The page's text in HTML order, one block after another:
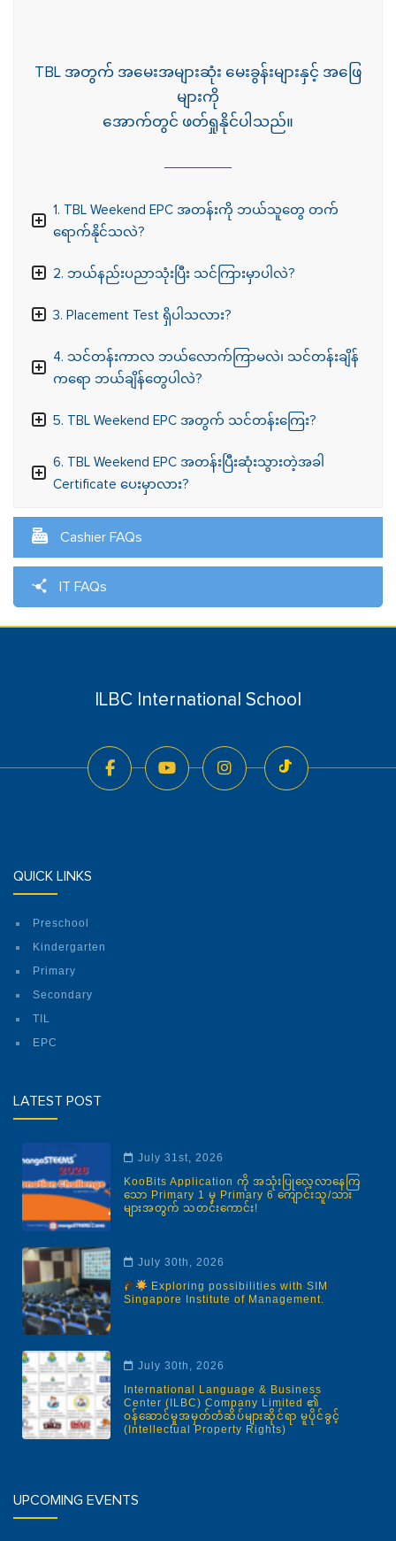
TBL အတွက် အမေးအများဆုံး မေးခွန်းများနှင့် အဖြေ
များကို
အောက်တွင် ဖတ်ရှုနိုင်ပါသည်။
1. TBL Weekend EPC အတန်းကို ဘယ်သူတွေ တက်
ရောက်နိုင်သလဲ?
2. ဘယ်နည်းပညာသုံးပြီး သင်ကြားမှာပါလဲ?
3. Placement Test ရှိပါသလား?
4. သင်တန်းကာလ ဘယ်လောက်ကြာမလဲ၊ သင်တန်းချိန်
ကရော ဘယ်ချိန်တွေပါလဲ?
5. TBL Weekend EPC အတွက် သင်တန်းကြေး?
6. TBL Weekend EPC အတန်းပြီးဆုံးသွားတဲ့အခါ
Certificate ပေးမှာလား?
Cashier FAQs
IT FAQs
ILBC International School
QUICK LINKS
Preschool
Kindergarten
Primary
Secondary
TIL
EPC
LATEST POST
July 31st, 2026
KooBits Application ကို အသုံးပြုလေ့လာနေကြ
သော Primary 1 မှ Primary 6 ကျောင်းသူ/သား
များအတွက် သတင်းကောင်း!
July 30th, 2026
Exploring possibilities with SIM
Singapore Institute of Management.
July 30th, 2026
International Language & Business
Center (ILBC) Company Limited ၏
ဝန်ဆောင်မှုအမှတ်တံဆိပ်များဆိုင်ရာ မူပိုင်ခွင့်
(Intellectual Property Rights)
UPCOMING EVENTS